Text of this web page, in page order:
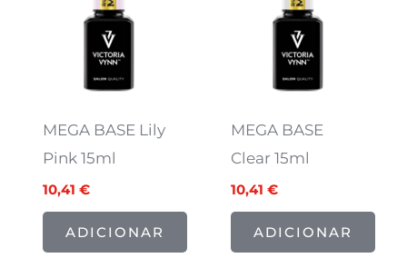
MEGA BASE Lily
Pink 15ml
10,41 €
10,41 €.
ADICIONAR
MEGA BASE
Clear 15ml
10,41€
10,41 €.
ADICIONAR